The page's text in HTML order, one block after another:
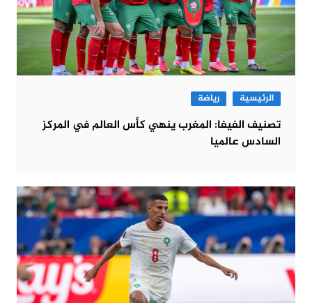
الرئيسية رياضة
تصنيف الفيفا: المغرب ينهي كأس العالم في المركز
السادس عالميا